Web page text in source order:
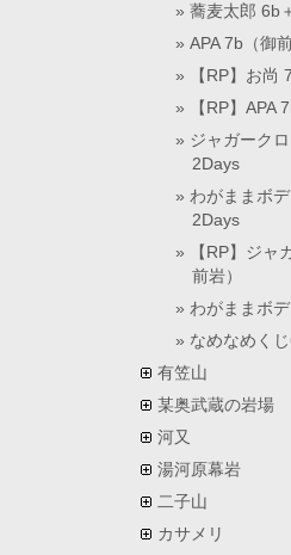
蕎麦太郎 6b
APA 7b（御
【RP】お尚
【RP】APA
ジャガーク
2Days
わがままボ
2Days
【RP】ジャ
前岩）
わがままボ
なめなめく
有笠山
某奥武蔵の岩場
河又
湯河原幕岩
二子山
カサメリ